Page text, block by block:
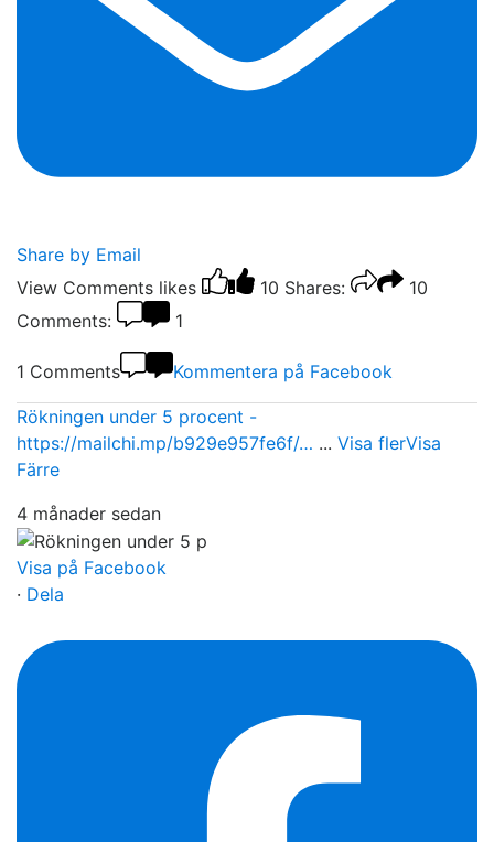
Share by Email
View Comments likes 10 Shares:
10
Comments:
1
1 Comments Kommentera på Facebook
Rökningen under 5 procent -
https://mailchi.mp/b929e957fe6f/… ... Visa flerVisa
Färre
4 månader sedan
Visa på Facebook
· Dela